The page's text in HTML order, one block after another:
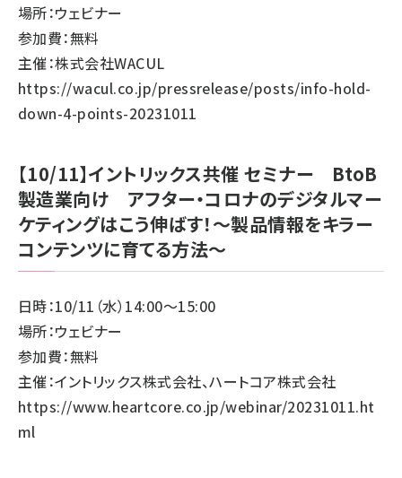
場所：ウェビナー
参加費：無料
主催：株式会社WACUL
https://wacul.co.jp/pressrelease/posts/info-hold-
down-4-points-20231011
【10/11】イントリックス共催 セミナー BtoB
製造業向け アフター・コロナのデジタルマー
ケティングはこう伸ばす！〜製品情報をキラー
コンテンツに育てる方法〜
日時：10/11（水）14:00～15:00
場所：ウェビナー
参加費：無料
主催：イントリックス株式会社、ハートコア株式会社
https://www.heartcore.co.jp/webinar/20231011.ht
ml